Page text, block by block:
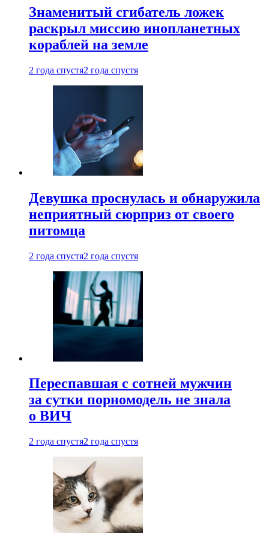
Знаменитый сгибатель ложек
раскрыл миссию инопланетных
кораблей на земле
2 года спустя2 года спустя
Девушка проснулась и обнаружила
неприятный сюрприз от своего
питомца
2 года спустя2 года спустя
Переспавшая с сотней мужчин
за сутки порномодель не знала
о ВИЧ
2 года спустя2 года спустя